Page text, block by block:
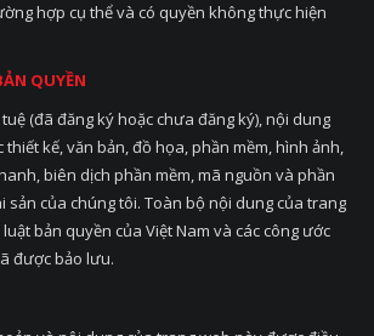
hợp cụ thể và có quyền không thực hiện
QUYỀN
(đã đăng ký hoặc chưa đăng ký), nội dung
thiết kế, văn bản, đồ họa, phần mềm, hình ảnh,
biên dịch phần mềm, mã nguồn và phần
sản của chúng tôi. Toàn bộ nội dung của trang
bản quyền của Việt Nam và các công ước
được bảo lưu.